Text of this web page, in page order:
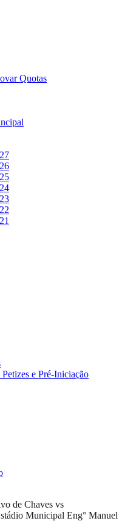
Quotas
e Pré-Iniciação
de Chaves vs
Municipal Eng° Manuel